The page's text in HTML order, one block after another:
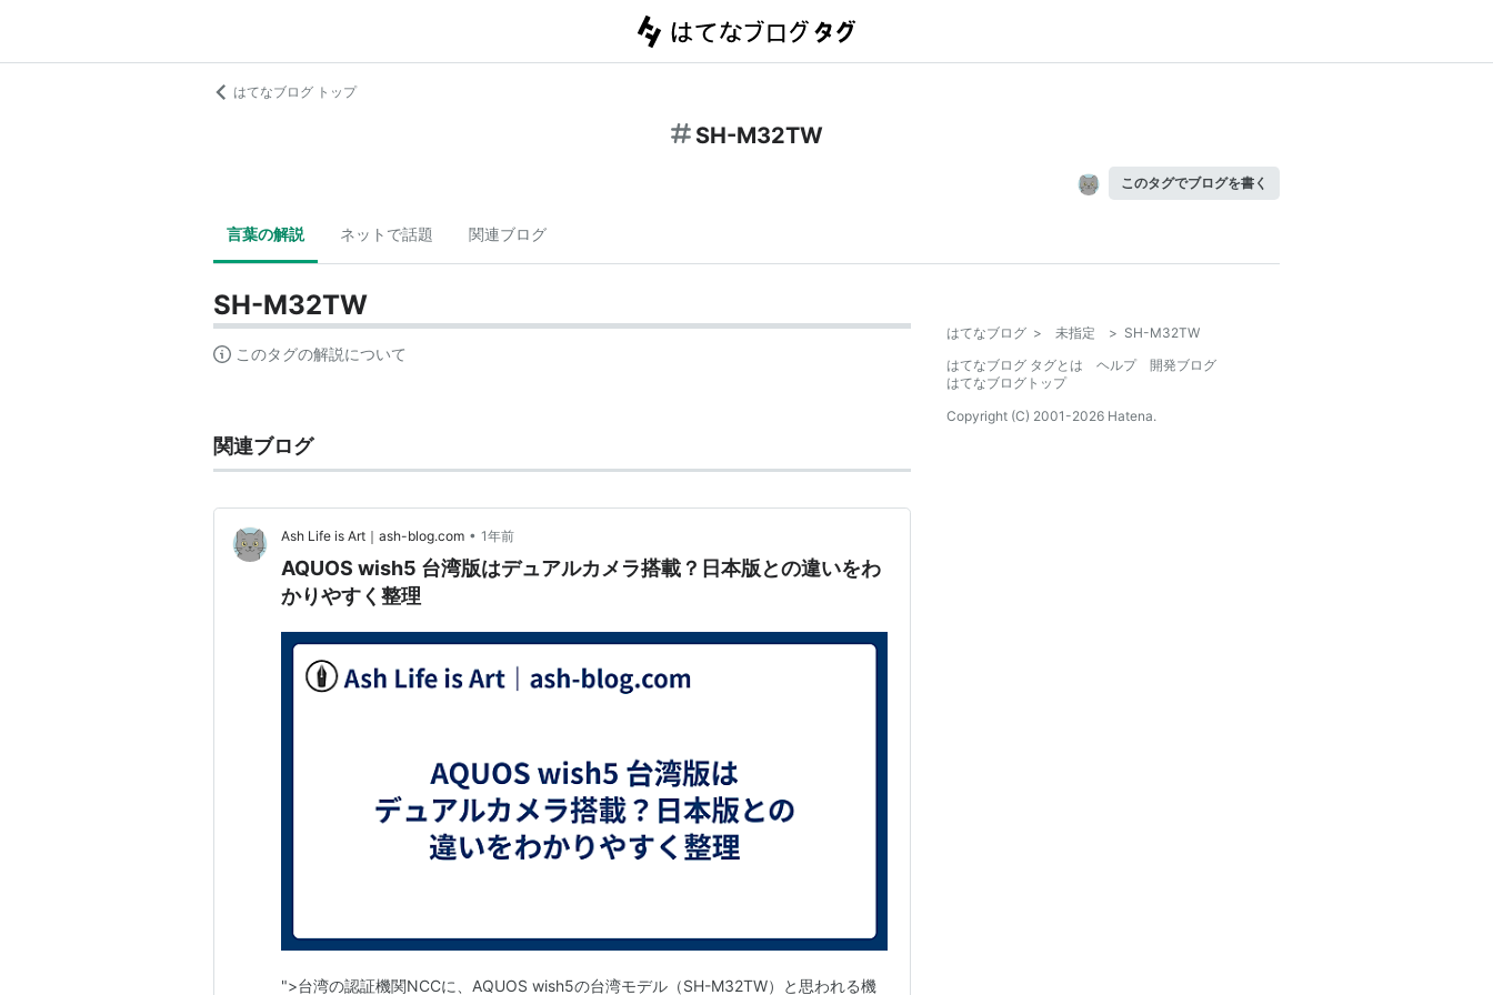
はてなブログ トップ
SH-M32TW
このタグでブログを書く
言葉の解説 ネットで話題 関連ブログ
SH-M32TW
このタグの解説について
関連ブログ
Ash Life is Art｜ash-blog.com • 1年前
AQUOS wish5 台湾版はデュアルカメラ搭載？日本版との違いをわ
かりやすく整理
">台湾の認証機関NCCに、AQUOS wish5の台湾モデル（SH-M32TW）と思われる機
はてなブログ > 未指定 > SH-M32TW
はてなブログ タグとは
ヘルプ
開発ブログ
はてなブログトップ
Copyright (C) 2001-2026 Hatena.